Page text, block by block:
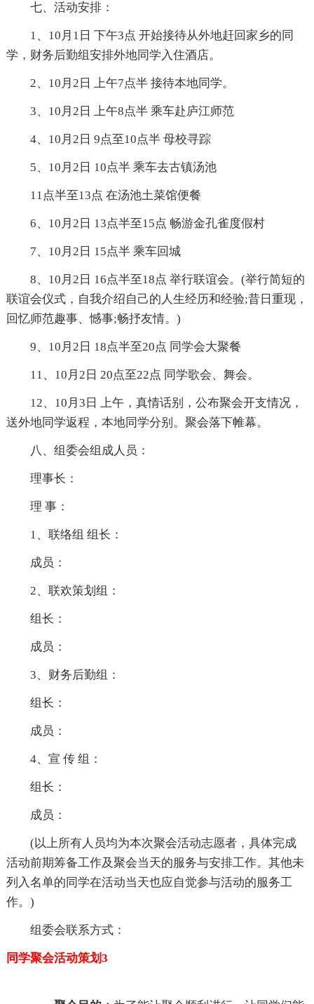
七、活动安排：
1、10月1日 下午3点 开始接待从外地赶回家乡的同
学，财务后勤组安排外地同学入住酒店。
2、10月2日 上午7点半 接待本地同学。
3、10月2日 上午8点半 乘车赴庐江师范
4、10月2日 9点至10点半 母校寻踪
5、10月2日 10点半 乘车去古镇汤池
11点半至13点 在汤池土菜馆便餐
6、10月2日 13点半至15点 畅游金孔雀度假村
7、10月2日 15点半 乘车回城
8、10月2日 16点半至18点 举行联谊会。(举行简短的
联谊会仪式，自我介绍自己的人生经历和经验;昔日重现，
回忆师范趣事、憾事;畅抒友情。)
9、10月2日 18点半至20点 同学会大聚餐
11、10月2日 20点至22点 同学歌会、舞会。
12、10月3日 上午，真情话别，公布聚会开支情况，
送外地同学返程，本地同学分别。聚会落下帷幕。
八、组委会组成人员：
理事长：
理 事：
1、联络组 组长：
成员：
2、联欢策划组：
组长：
成员：
3、财务后勤组：
组长：
成员：
4、宣 传 组：
组长：
成员：
(以上所有人员均为本次聚会活动志愿者，具体完成
活动前期筹备工作及聚会当天的服务与安排工作。其他未
列入名单的同学在活动当天也应自觉参与活动的服务工
作。)
组委会联系方式：
同学聚会活动策划3